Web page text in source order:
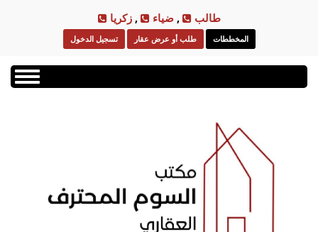
طالب ,ضياء ,زكريا
تسجيل الدخول طلب أو عرض عقار المخططات